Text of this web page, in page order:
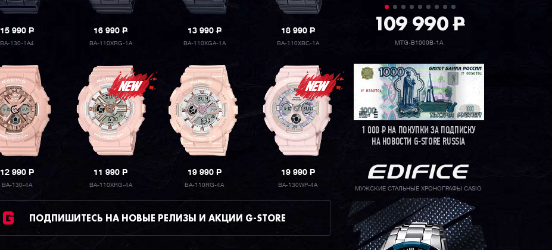
15 990P
BA-130-1A4
16 990P
BA-110XRG-1A
13 990P
BA-110XGA-1A
18 990P
BA-110XBC-1A
12 990P
BA-130-4A
11 990P
BA-110XRG-4A
19 990P
BA-110RG-4A
19 990P
BA-130WP-4A
ПОДПИШИТЕСЬ НА НОВЫЕ РЕЛИЗЫ И АКЦИИ G-STORE
109 990P
MTG-B1000B-1A
1 000РНА ПОКУПКИ ЗА ПОДПИСКУ
НА НОВОСТИ G-STORE RUSSIA
МУЖСКИЕ СТАЛЬНЫЕ ХРОНОГРАФЫ CASIO